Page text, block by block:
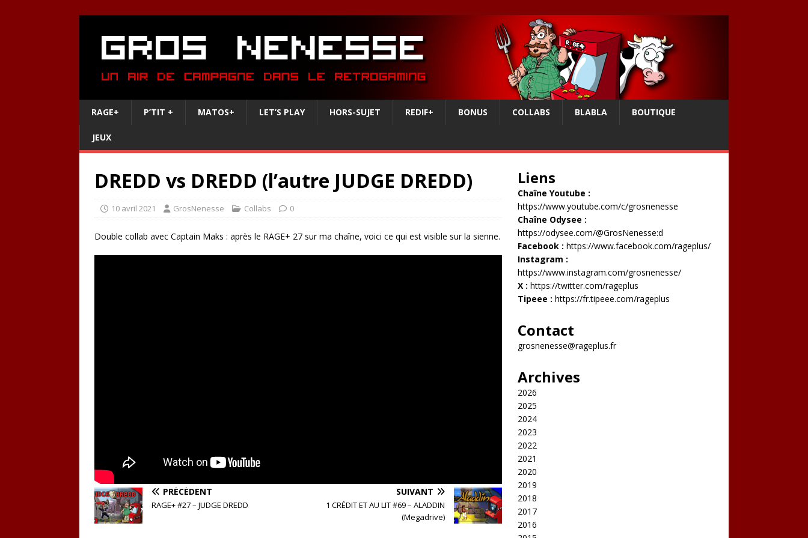
RAGE+ P’TIT + MATOS+ LET’S PLAY HORS-SUJET REDIF+ BONUS COLLABS BLABLA BOUTIQUE
JEUX
DREDD vs DREDD (l’autre JUDGE DREDD)
10 avril 2021 GrosNenesse Collabs 0
Double collab avec Captain Maks : après le RAGE+ 27 sur ma chaîne, voici ce qui est visible sur la sienne.
PRÉCÉDENT
RAGE+ #27 – JUDGE DREDD
SUIVANT
1 CRÉDIT ET AU LIT #69 – ALADDIN
(Megadrive)
Liens
Chaîne Youtube :
https://www.youtube.com/c/grosnenesse
Chaîne Odysee :
https://odysee.com/@GrosNenesse:d
Facebook : https://www.facebook.com/rageplus/
Instagram :
https://www.instagram.com/grosnenesse/
X : https://twitter.com/rageplus
Tipeee : https://fr.tipeee.com/rageplus
Contact
grosnenesse@rageplus.fr
Archives
2026
2025
2024
2023
2022
2021
2020
2019
2018
2017
2016